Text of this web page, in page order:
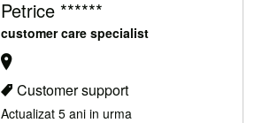
Petrice ******
customer care specialist
Customer support
Actualizat 5 ani in urma